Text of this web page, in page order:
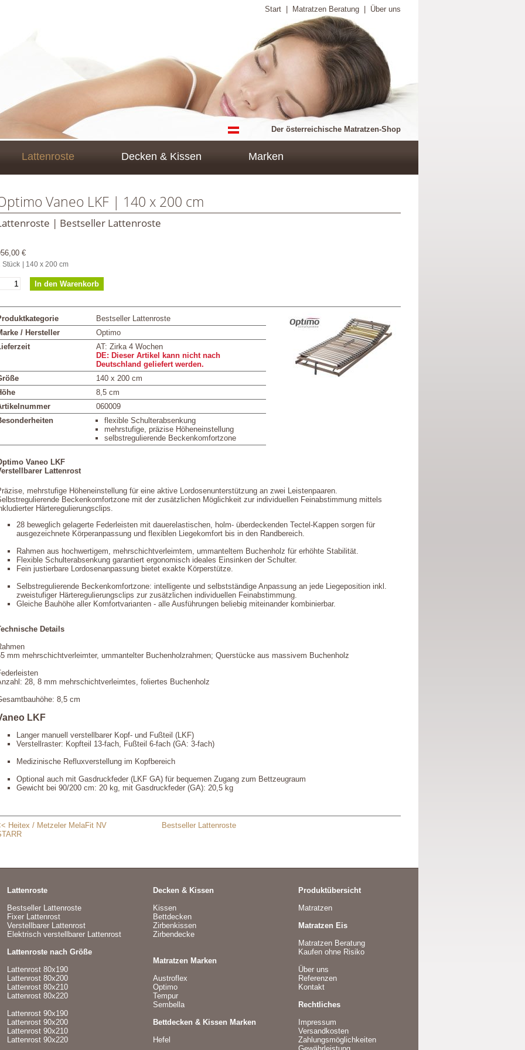
Start Matratzen Beratung Über uns
Der österreichische Matratzen-Shop
Lattenroste Decken & Kissen Marken
Vaneo LKF | 140 x 200 cm
| Bestseller Lattenroste
€
Stück | 140 x 200 cm
Bestseller Lattenroste
/ Hersteller
Optimo
AT: Zirka 4 Wochen
DE: Dieser Artikel kann nicht nach
Deutschland geliefert werden.
140 x 200 cm
8,5 cm
060009
flexible Schulterabsenkung
mehrstufige, präzise Höheneinstellung
selbstregulierende Beckenkomfortzone
Vaneo LKF
Lattenrost
mehrstufige Höheneinstellung für eine aktive Lordosenunterstützung an zwei Leistenpaaren.
Beckenkomfortzone mit der zusätzlichen Möglichkeit zur individuellen Feinabstimmung mittels
Härteregulierungsclips.
28 beweglich gelagerte Federleisten mit dauerelastischen, holm- überdeckenden Tectel-Kappen sorgen für
ausgezeichnete Körperanpassung und flexiblen Liegekomfort bis in den Randbereich.
Rahmen aus hochwertigem, mehrschichtverleimtem, ummanteltem Buchenholz für erhöhte Stabilität.
Flexible Schulterabsenkung garantiert ergonomisch ideales Einsinken der Schulter.
Fein justierbare Lordosenanpassung bietet exakte Körperstütze.
Selbstregulierende Beckenkomfortzone: intelligente und selbstständige Anpassung an jede Liegeposition inkl.
zweistufiger Härteregulierungsclips zur zusätzlichen individuellen Feinabstimmung.
Gleiche Bauhöhe aller Komfortvarianten - alle Ausführungen beliebig miteinander kombinierbar.
Details
mm mehrschichtverleimter, ummantelter Buchenholzrahmen; Querstücke aus massivem Buchenholz
28, 8 mm mehrschichtverleimtes, foliertes Buchenholz
8,5 cm
LKF
Langer manuell verstellbarer Kopf- und Fußteil (LKF)
Verstellraster: Kopfteil 13-fach, Fußteil 6-fach (GA: 3-fach)
Medizinische Refluxverstellung im Kopfbereich
Optional auch mit Gasdruckfeder (LKF GA) für bequemen Zugang zum Bettzeugraum
Gewicht bei 90/200 cm: 20 kg, mit Gasdruckfeder (GA): 20,5 kg
Heitex / Metzeler MelaFit NV
Bestseller Lattenroste
Lattenroste
Bestseller Lattenroste
Fixer Lattenrost
Verstellbarer Lattenrost
Elektrisch verstellbarer Lattenrost
Lattenroste nach Größe
Lattenrost 80x190
Lattenrost 80x200
Lattenrost 80x210
Lattenrost 80x220
Lattenrost 90x190
Lattenrost 90x200
Lattenrost 90x210
Lattenrost 90x220
Decken & Kissen
Kissen
Bettdecken
Zirbenkissen
Zirbendecke
Matratzen Marken
Austroflex
Optimo
Tempur
Sembella
Bettdecken & Kissen Marken
Hefel
Produktübersicht
Matratzen
Matratzen Eis
Matratzen Beratung
Kaufen ohne Risiko
Über uns
Referenzen
Kontakt
Rechtliches
Impressum
Versandkosten
Zahlungsmöglichkeiten